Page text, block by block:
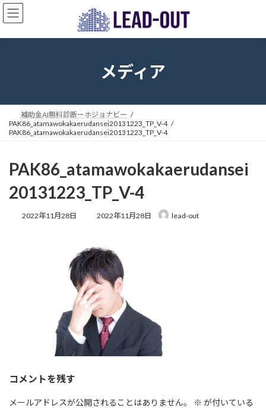
コ
ン
ン
ナ
ビ
ー
メディア
補助金AI無料診断ーホジョナビー
PAK86_atamawokakaerudansei20131223_TP_V-4
PAK86_atamawokakaerudansei20131223_TP_V-4
PAK86_atamawokakaerudansei
20131223_TP_V-4
2022年11月28日
最
新
日
時
:
2022年11月28日 lead-out
コメントを残す
メールアドレスが公開されることはありません。 ※ が付いている